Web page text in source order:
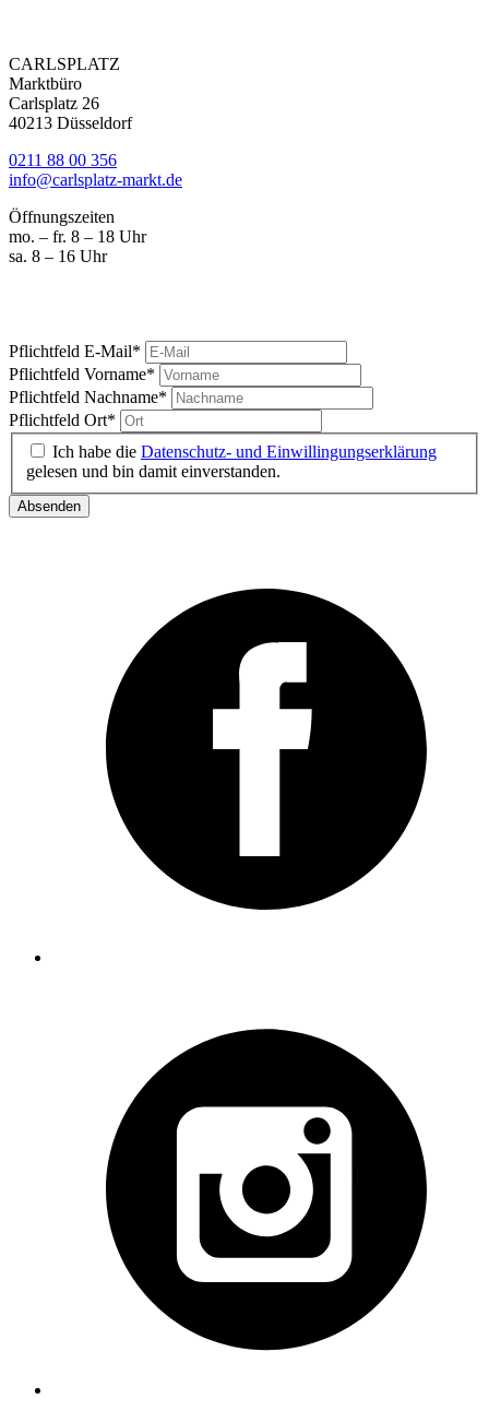
CARLSPLATZ
Marktbüro
Carlsplatz 26
40213 Düsseldorf
0211 88 00 356
info@carlsplatz-markt.de
Öffnungszeiten
mo. – fr. 8 – 18 Uhr
sa. 8 – 16 Uhr
Pflichtfeld E-Mail*
Pflichtfeld Vorname*
Pflichtfeld Nachname*
Pflichtfeld Ort*
Ich habe die Datenschutz- und Einwillingungserklärung
gelesen und bin damit einverstanden.
Absenden